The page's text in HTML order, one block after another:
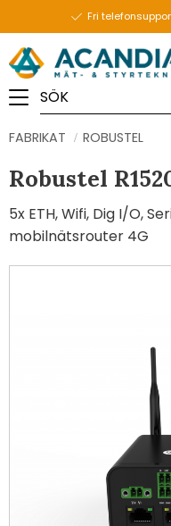
Fri
FABRIKAT ROBUSTEL
Robustel
5x ETH, Wifi, Dig I/O,
mobilnätsrouter 4G